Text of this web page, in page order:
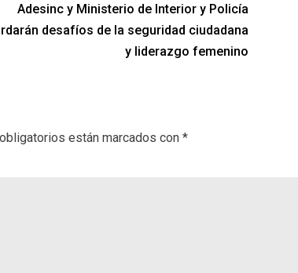
Adesinc y Ministerio de Interior y Policía
desafíos de la seguridad ciudadana
y liderazgo femenino
están marcados con *